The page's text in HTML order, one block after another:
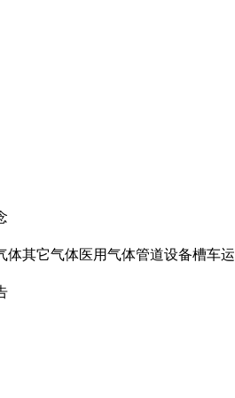
体其它气体医用气体管道设备槽车